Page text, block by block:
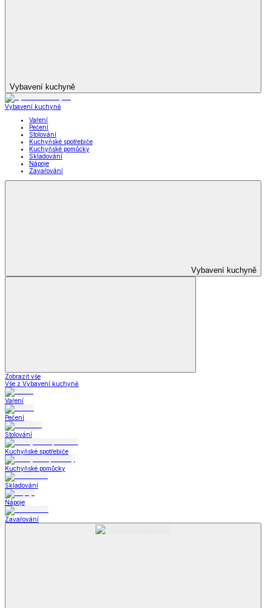
Vybavení kuchyně
Vybavení kuchyně
Vaření
Pečení
Stolování
Kuchyňské spotřebiče
Kuchyňské pomůcky
Skladování
Nápoje
Zavařování
Vybavení kuchyně
Zobrazit vše
Vše z Vybavení kuchyně
Vaření
Pečení
Stolování
Kuchyňské spotřebiče
Kuchyňské pomůcky
Skladování
Nápoje
Zavařování